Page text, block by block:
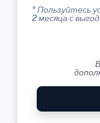
* Пользуйтесь
2 месяца с